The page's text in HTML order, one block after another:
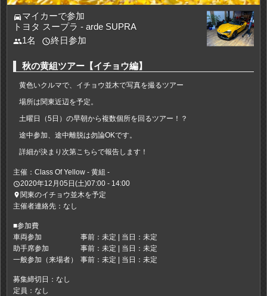
directions_carマイカーで参加
トヨタ スープラ - arde SUPRA
people1名 access_time終日参加
秋の黄組ツアー【イチョウ編】
黄色いクルマで、イチョウ並木で写真を撮るツアー
場所は関東近辺を予定。
土曜日（5日）の早朝から複数個所を回るツアー！？
途中参加、途中離脱は勿論OKです。
詳細が決まり次第こちらで報告します！
主催：Class Of Yellow - 黄組 -
access_time2020年12月05日(土)07:00 - 14:00
place 関東のイチョウ並木を予定
主催者連絡先：なし
■参加費
車両参加
事前：未定 | 当日：未定
助手席参加
事前：未定 | 当日：未定
一般参加（来場者）
事前：未定 | 当日：未定
募集締切日：なし
定員：なし